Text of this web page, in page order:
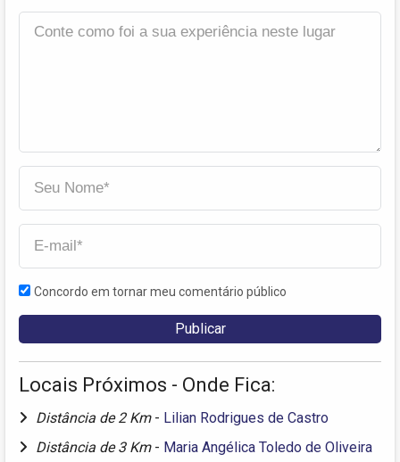
Concordo em tornar meu comentário público
Locais Próximos - Onde Fica:
Distância de 2 Km - Lilian Rodrigues de Castro
Distância de 3 Km - Maria Angélica Toledo de Oliveira